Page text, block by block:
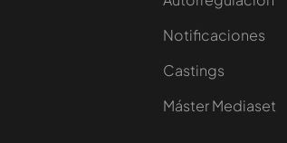
Notificaciones
Castings
Máster Mediaset